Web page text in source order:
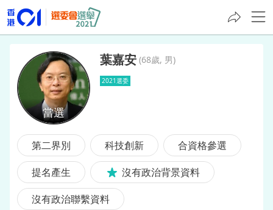
葉嘉安
葉嘉安 (68歲, 男)
2021選委
第二界別 科技創新
合資格參選
提名產生
沒有政治背景資料
沒有政治聯繫資料